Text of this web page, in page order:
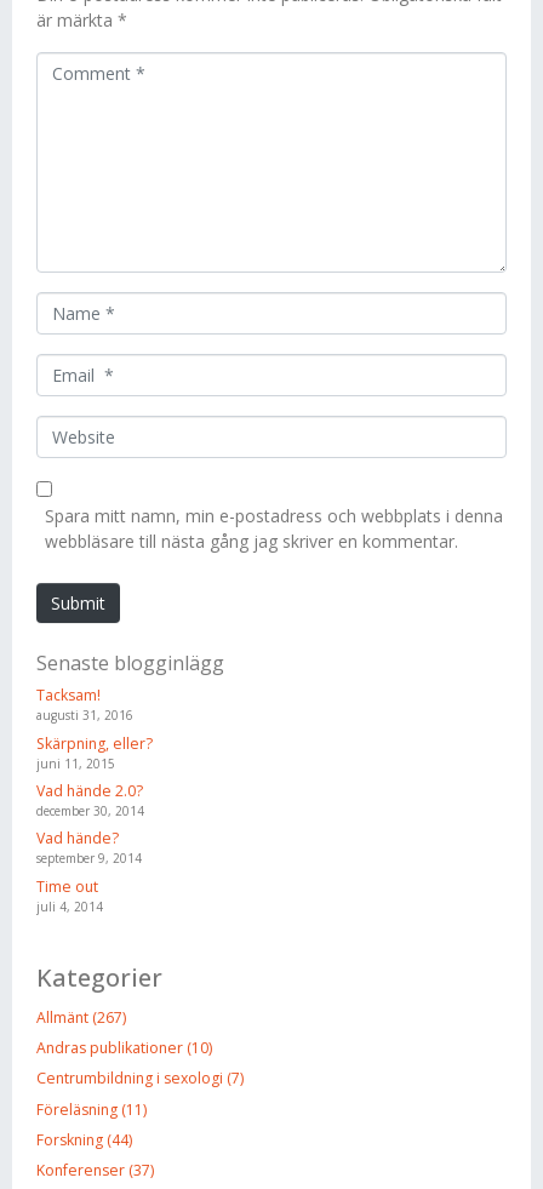
är märkta *
a
m
m
a
*
e
b
s
e
Spara mitt namn, min e-postadress och webbplats i denna
webbläsare till nästa gång jag skriver en kommentar.
Submit
Senaste blogginlägg
Tacksam!
augusti 31, 2016
Skärpning, eller?
juni 11, 2015
Vad hände 2.0?
december 30, 2014
Vad hände?
september 9, 2014
Time out
juli 4, 2014
Kategorier
Allmänt (267)
Andras publikationer (10)
Centrumbildning i sexologi (7)
Föreläsning (11)
Forskning (44)
Konferenser (37)